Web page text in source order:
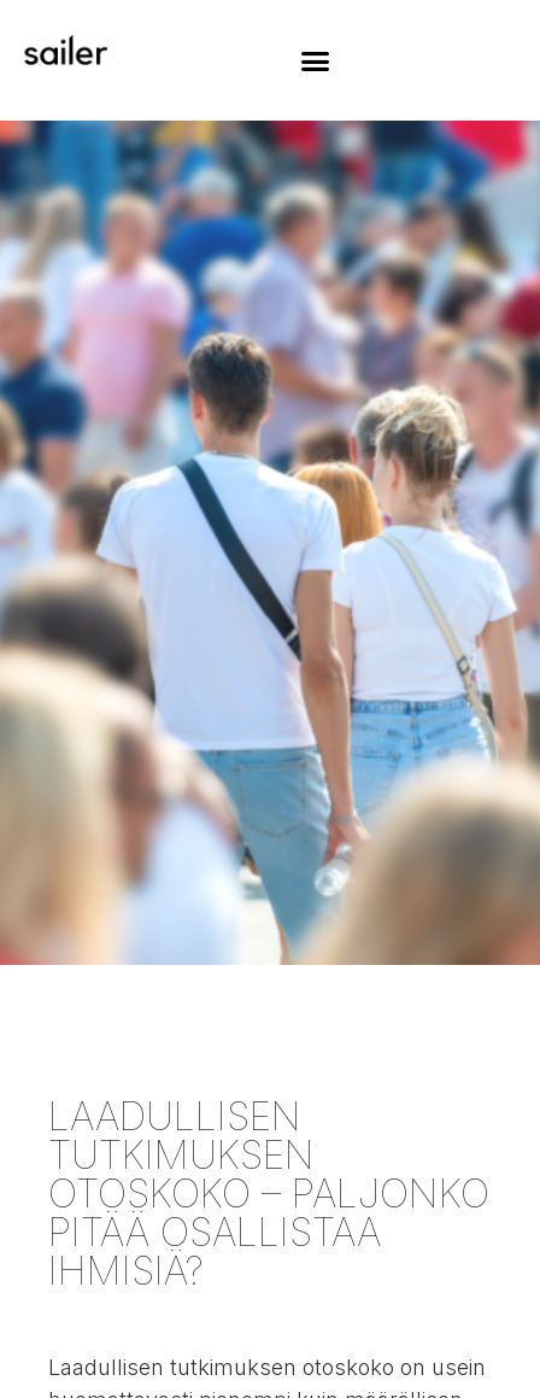
LAADULLISEN
TUTKIMUKSEN
OTOSKOKO – PALJONKO
PITÄÄ OSALLISTAA
IHMISIÄ?
Laadullisen tutkimuksen otoskoko on usein